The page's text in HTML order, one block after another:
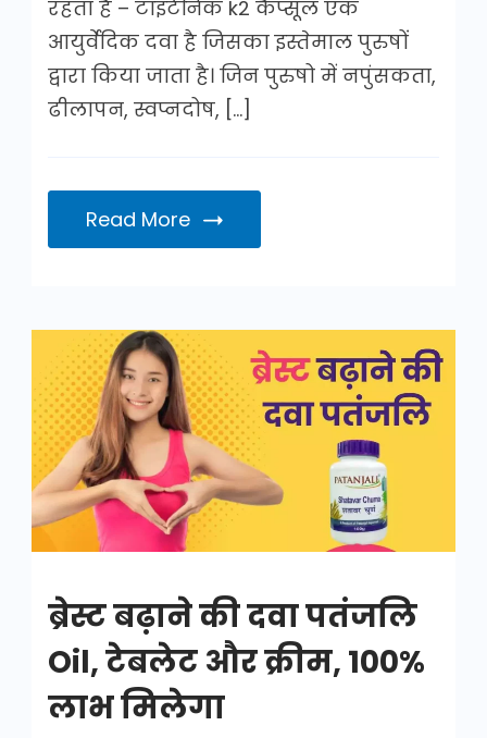
रहता है – टाइटेनिक k2 कैप्सूल एक
आयुर्वेदिक दवा है जिसका इस्तेमाल पुरुषों
द्वारा किया जाता है। जिन पुरुषो में नपुंसकता,
ढीलापन, स्वप्नदोष, […]
Read More
बढ़ाने
की
दवा
पतंजलि
ब्रेस्ट बढ़ाने की दवा पतंजलि
Oil, टेबलेट और क्रीम, 100%
लाभ मिलेगा